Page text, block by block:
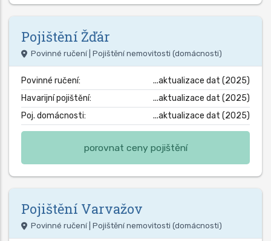
Pojištění Žďár
Povinné ručení | Pojištění nemovitosti (domácnosti)
Povinné ručení:
...aktualizace dat (2025)
Havarijní pojištění:
...aktualizace dat (2025)
Poj. domácnosti:
...aktualizace dat (2025)
porovnat ceny pojištění
Pojištění Varvažov
Povinné ručení | Pojištění nemovitosti (domácnosti)